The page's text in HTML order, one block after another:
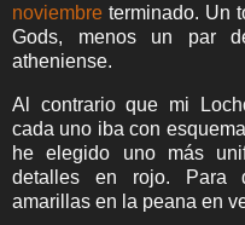
noviembre terminado. Un
Gods, menos un par
atheniense.
Al contrario que mi
cada uno iba con
he elegido uno más
detalles en rojo. Para
amarillas en la peana en